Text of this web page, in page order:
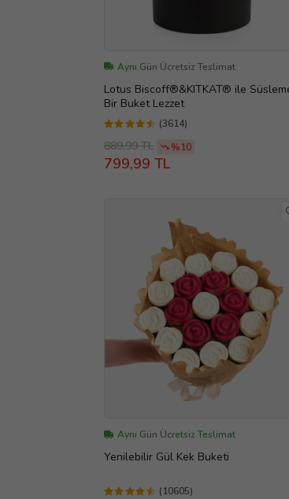
Aynı Gün Ücretsiz Teslimat
Lotus Biscoff®&KITKAT® ile
Bir Buket Lezzet
(3614)
889,99 TL %10
799,99 TL
Aynı Gün Ücretsiz Teslimat
Yenilebilir Gül Kek Buketi
(10605)